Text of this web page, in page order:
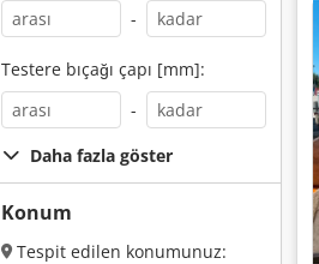
-
Testere bıçağı çapı [mm]:
-
Daha fazla göster
Konum
Tespit edilen konumunuz: